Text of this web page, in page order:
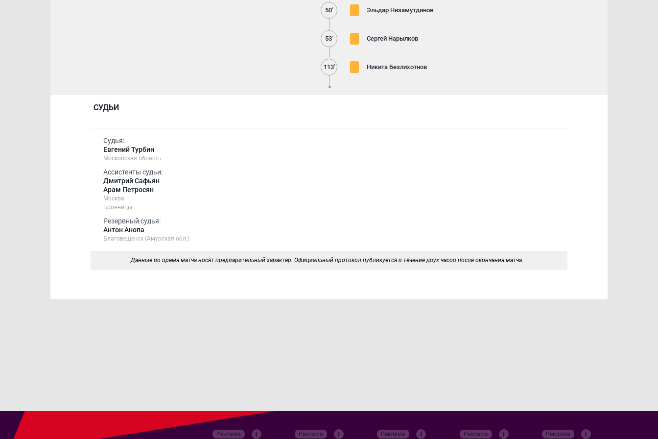
50' Эльдар Низамутдинов
53' Сергей Нарылков
113' Никита Безлихотнов
СУДЬИ
Судья:
Евгений Турбин
Московская область
Ассистенты судьи:
Дмитрий Сафьян
Арам Петросян
Москва
Бронницы
Резервный судья:
Антон Анопа
Благовещенск (Амурская обл.)
Данные во время матча носят предварительный характер. Официальный протокол публикуется в течение двух часов после окончания матча.
Реклама Реклама Реклама Реклама Реклама